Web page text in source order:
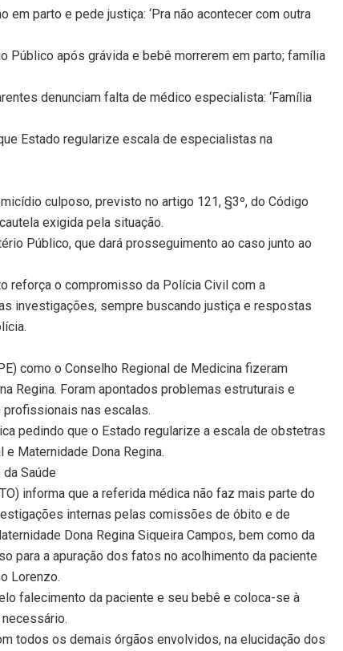
parto e pede justiça: ‘Pra não acontecer com outra
Público após grávida e bebê morrerem em parto; família
denunciam falta de médico especialista: ‘Família
Estado regularize escala de especialistas na
culposo, previsto no artigo 121, §3º, do Código
exigida pela situação.
Público, que dará prosseguimento ao caso junto ao
reforça o compromisso da Polícia Civil com a
investigações, sempre buscando justiça e respostas
como o Conselho Regional de Medicina fizeram
Regina. Foram apontados problemas estruturais e
profissionais nas escalas.
pedindo que o Estado regularize a escala de obstetras
Maternidade Dona Regina.
Saúde
informa que a referida médica não faz mais parte do
internas pelas comissões de óbito e de
Dona Regina Siqueira Campos, bem como da
para a apuração dos fatos no acolhimento da paciente
Lorenzo.
falecimento da paciente e seu bebê e coloca-se à
todos os demais órgãos envolvidos, na elucidação dos